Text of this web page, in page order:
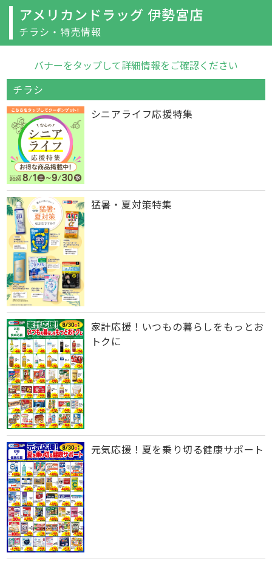
アメリカンドラッグ 伊勢宮店
チラシ・特売情報
バナーをタップして詳細情報をご確認ください
チラシ
シニアライフ応援特集
猛暑・夏対策特集
家計応援！いつもの暮らしをもっとお
トクに
元気応援！夏を乗り切る健康サポート